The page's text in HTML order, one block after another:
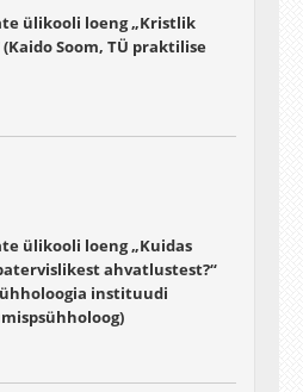
ülikooli loeng „Kristlik
Soom, TÜ praktilise
ülikooli loeng „Kuidas
ahvatlustest?“
instituudi